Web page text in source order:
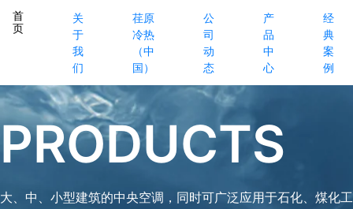
首
页
关
于
我
们
荏原
冷热
（中
国）
公
司
动
态
产
品
中
心
经
典
案
例
PRODUCTS
大、中、小型建筑的中央空调，同时可广泛应用于石化、煤化